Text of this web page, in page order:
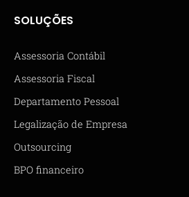
SOLUÇÕES
Assessoria Contábil
Assessoria Fiscal
Departamento Pessoal
Legalização de Empresa
Outsourcing
BPO financeiro